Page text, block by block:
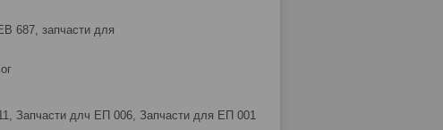
687, запчасти для
Запчасти длч ЕП 006, Запчасти для ЕП 001